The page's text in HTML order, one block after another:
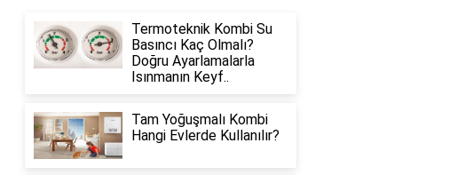
Termoteknik Kombi Su
Basıncı Kaç Olmalı?
Doğru Ayarlamalarla
Isınmanın Keyf..
Tam Yoğuşmalı Kombi
Hangi Evlerde Kullanılır?